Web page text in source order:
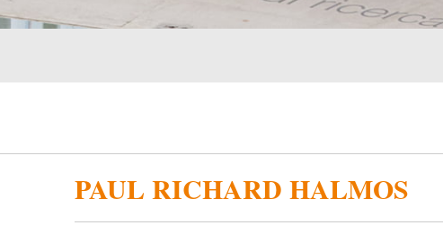
PAUL RICHARD HALMOS